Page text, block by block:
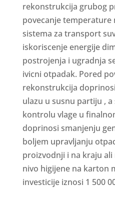
rekonstrukcija grubog
povecanje temperature
sistema za transport
iskoriscenje energije
postrojenja i ugradnja
ivicni otpadak. Pored
rekonstrukcija
ulazu u susnu partiju ,
kontrolu vlage u
doprinosi smanjenju
boljem upravljanju
proizvodnji i na kraju
nivo higijene na karton
investicije iznosi 1 500